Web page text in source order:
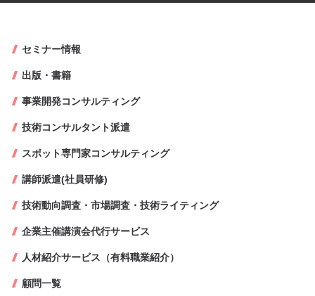
セミナー情報
出版・書籍
事業開発コンサルティング
技術コンサルタント派遣
スポット専門家コンサルティング
講師派遣(社員研修)
技術動向調査・市場調査・技術ライティング
企業主催講演会代行サービス
人材紹介サービス（有料職業紹介）
顧問一覧